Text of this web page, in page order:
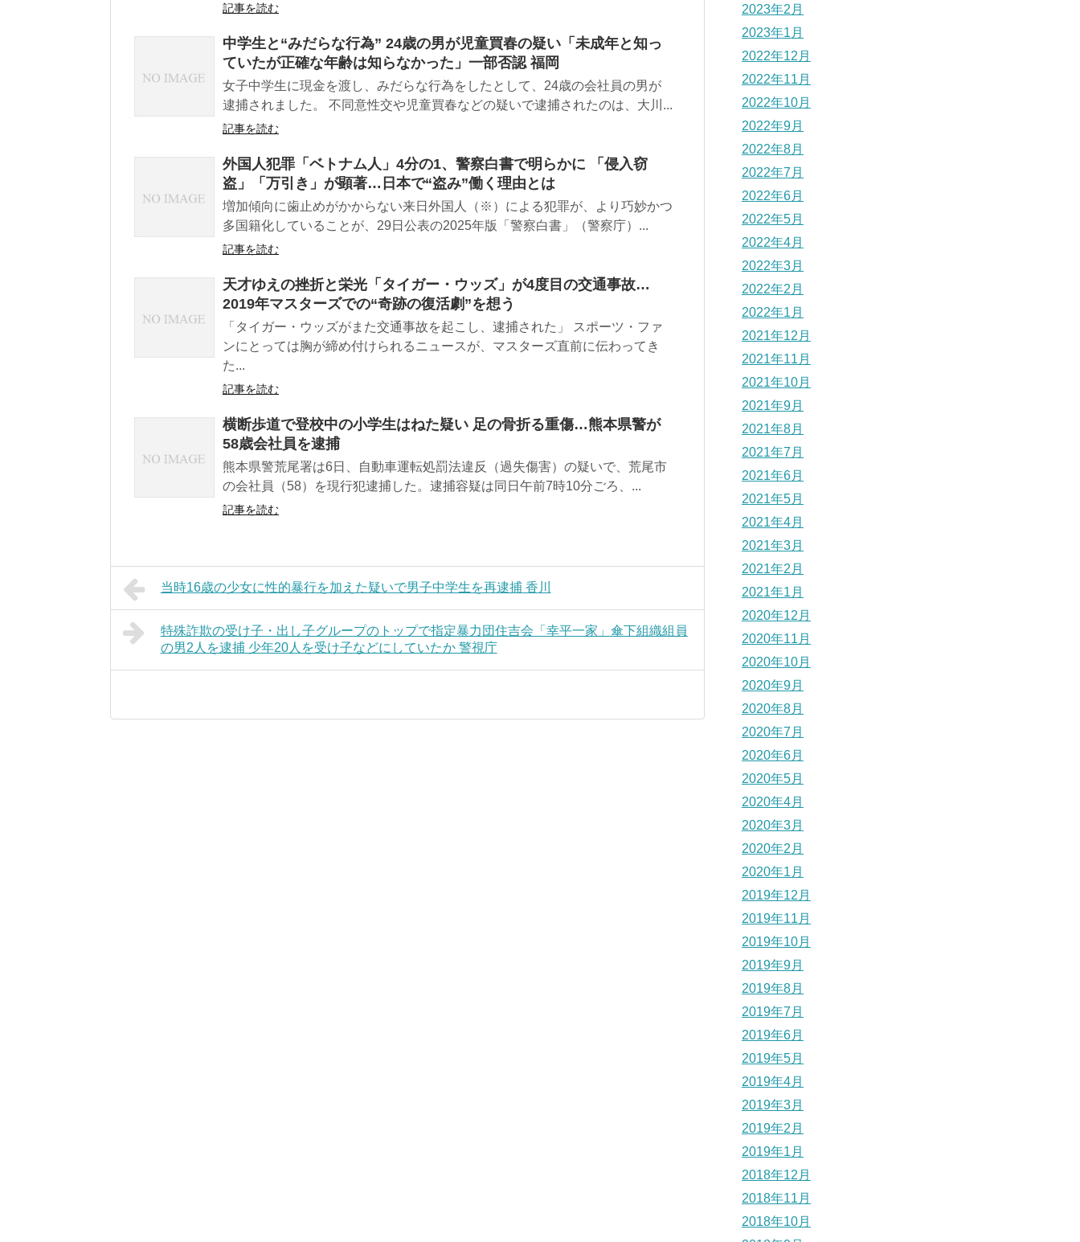
記事を読む
中学生と“みだらな行為” 24歳の男が児童買春の疑い「未成年と知っ
ていたが正確な年齢は知らなかった」一部否認 福岡
女子中学生に現金を渡し、みだらな行為をしたとして、24歳の会社員の男が
逮捕されました。 不同意性交や児童買春などの疑いで逮捕されたのは、大川...
記事を読む
外国人犯罪「ベトナム人」4分の1、警察白書で明らかに 「侵入窃
盗」「万引き」が顕著…日本で“盗み”働く理由とは
増加傾向に歯止めがかからない来日外国人（※）による犯罪が、より巧妙かつ
多国籍化していることが、29日公表の2025年版「警察白書」（警察庁）...
記事を読む
天才ゆえの挫折と栄光「タイガー・ウッズ」が4度目の交通事故…
2019年マスターズでの“奇跡の復活劇”を想う
「タイガー・ウッズがまた交通事故を起こし、逮捕された」 スポーツ・ファ
ンにとっては胸が締め付けられるニュースが、マスターズ直前に伝わってき
た...
記事を読む
横断歩道で登校中の小学生はねた疑い 足の骨折る重傷…熊本県警が
58歳会社員を逮捕
熊本県警荒尾署は6日、自動車運転処罰法違反（過失傷害）の疑いで、荒尾市
の会社員（58）を現行犯逮捕した。逮捕容疑は同日午前7時10分ごろ、...
記事を読む
当時16歳の少女に性的暴行を加えた疑いで男子中学生を再逮捕 香川
特殊詐欺の受け子・出し子グループのトップで指定暴力団住吉会「幸平一家」傘下組織組員
の男2人を逮捕 少年20人を受け子などにしていたか 警視庁
2023年2月
2023年1月
2022年12月
2022年11月
2022年10月
2022年9月
2022年8月
2022年7月
2022年6月
2022年5月
2022年4月
2022年3月
2022年2月
2022年1月
2021年12月
2021年11月
2021年10月
2021年9月
2021年8月
2021年7月
2021年6月
2021年5月
2021年4月
2021年3月
2021年2月
2021年1月
2020年12月
2020年11月
2020年10月
2020年9月
2020年8月
2020年7月
2020年6月
2020年5月
2020年4月
2020年3月
2020年2月
2020年1月
2019年12月
2019年11月
2019年10月
2019年9月
2019年8月
2019年7月
2019年6月
2019年5月
2019年4月
2019年3月
2019年2月
2019年1月
2018年12月
2018年11月
2018年10月